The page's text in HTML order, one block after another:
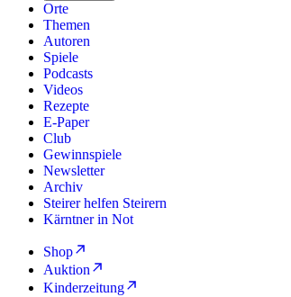
Orte
Themen
Autoren
Spiele
Podcasts
Videos
Rezepte
E-Paper
Club
Gewinnspiele
Newsletter
Archiv
Steirer helfen Steirern
Kärntner in Not
Shop
Auktion
Kinderzeitung